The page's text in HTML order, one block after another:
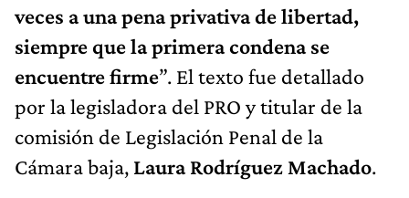
veces a una pena privativa de libertad,
siempre que la primera condena se
encuentre firme”. El texto fue detallado
por la legisladora del PRO y titular de la
comisión de Legislación Penal de la
Cámara baja, Laura Rodríguez Machado.